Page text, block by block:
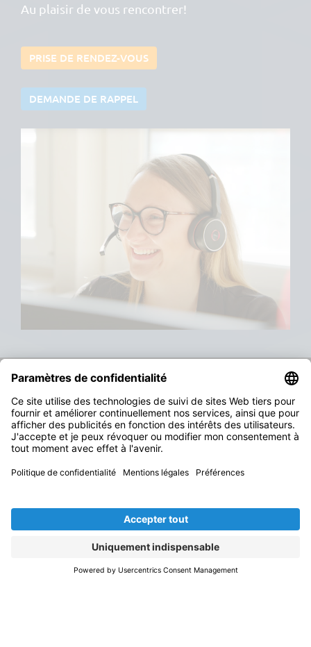
Au plaisir de vous rencontrer!
PRISE DE RENDEZ-VOUS
DEMANDE DE RAPPEL
HELP CENTER
Nos clients
Impressum
Déclaration de
confidentialité